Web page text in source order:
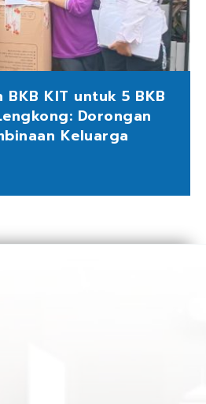
KIT untuk 5 BKB
Dorongan
Keluarga